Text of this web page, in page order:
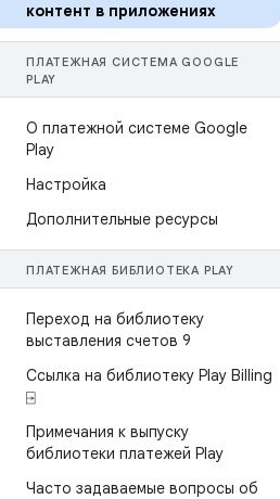
контент в приложениях
ПЛАТЕЖНАЯ СИСТЕМА GOOGLE
PLAY
О платежной системе Google
Play
Настройка
Дополнительные ресурсы
ПЛАТЕЖНАЯ БИБЛИОТЕКА PLAY
Переход на библиотеку
выставления счетов 9
Ссылка на библиотеку Play Billing
⍈
Примечания к выпуску
библиотеки платежей Play
Часто задаваемые вопросы об